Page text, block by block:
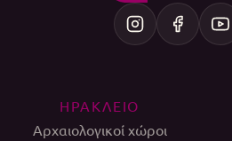
ΗΡΑΚΛΕΙΟ
Αρχαιολογικοί χώροι